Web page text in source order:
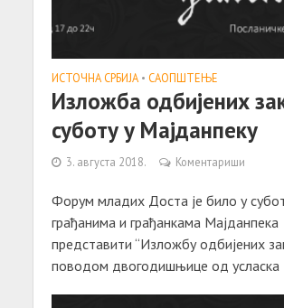
ИСТОЧНА СРБИЈА • САОПШТЕЊE
Изложба одбијених
суботу у Мајданпеку
3. августа 2018. Коментариши
Форум младих Доста је било у
грађанима и грађанкама Мајданпека
представити “Изложбу одбијених
поводом двогодишњице од усласка